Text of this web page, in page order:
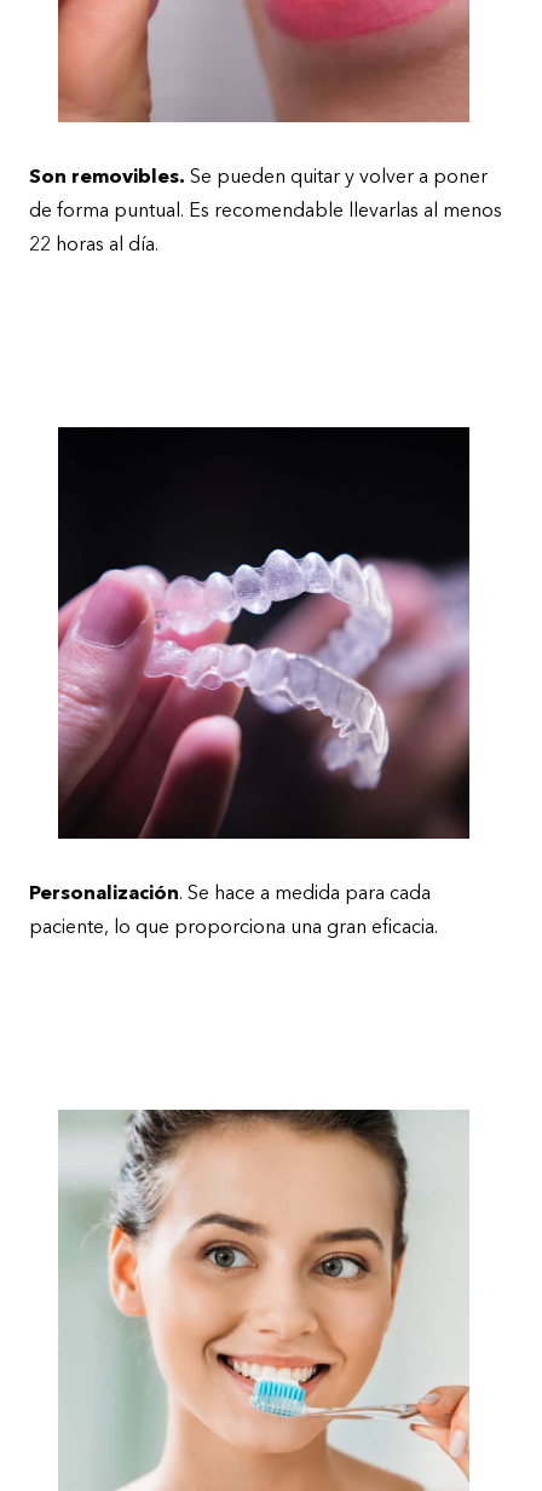
Son removibles. Se pueden quitar y volver a poner
de forma puntual. Es recomendable llevarlas al menos
22 horas al día.
Personalización. Se hace a medida para cada
paciente, lo que proporciona una gran eficacia.